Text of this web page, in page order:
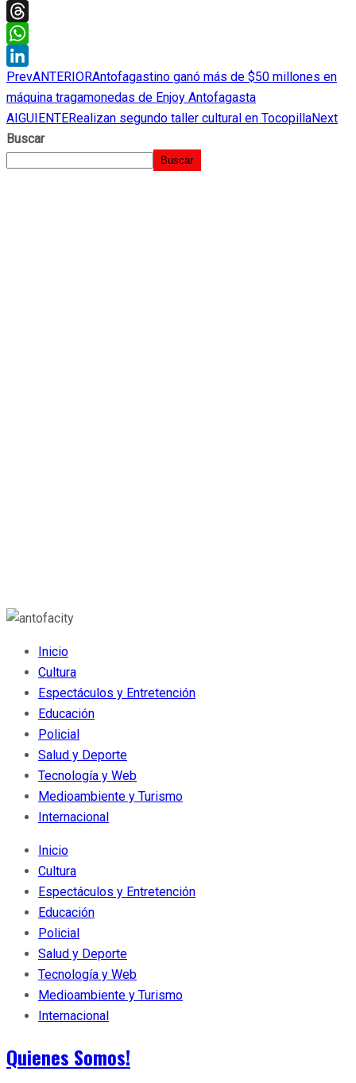
Twitter
Threads
WhatsApp
LinkedIn
PrevANTERIORAntofagastino ganó más de $50 millones en
máquina tragamonedas de Enjoy Antofagasta
AIGUIENTERealizan segundo taller cultural en TocopillaNext
Buscar
Buscar
Inicio
Cultura
Espectáculos y Entretención
Educación
Policial
Salud y Deporte
Tecnología y Web
Medioambiente y Turismo
Internacional
Inicio
Cultura
Espectáculos y Entretención
Educación
Policial
Salud y Deporte
Tecnología y Web
Medioambiente y Turismo
Internacional
Quienes Somos!